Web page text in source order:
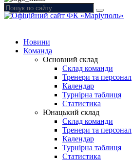
Новини
Команда
Основний склад
Склад команди
Тренери та персонал
Календар
Турнірна таблиця
Статистика
Юнацький склад
Склад команди
Тренери та персонал
Календар
Турнірна таблиця
Статистика